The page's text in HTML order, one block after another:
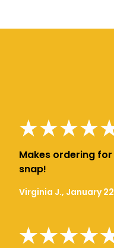
Makes ordering
snap!
Virginia J., January